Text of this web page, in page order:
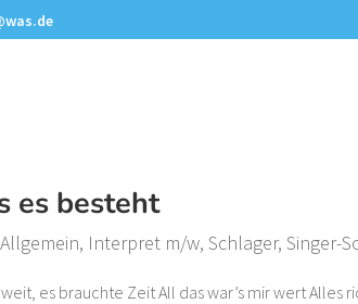
es besteht
Allgemein, Interpret m/w,Schlager,Singer-
es brauchte Zeit All das war’s mir wert Alles